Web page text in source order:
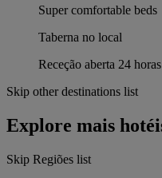
Super comfortable beds
Taberna no local
Receção aberta 24
Skip other destinations list
Explore mais
Skip Regiões list